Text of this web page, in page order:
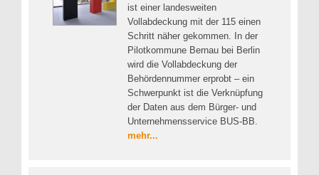
ist einer landesweiten
Vollabdeckung mit der 115 einen
Schritt näher gekommen. In der
Pilotkommune Bernau bei Berlin
wird die Vollabdeckung der
Behördennummer erprobt – ein
Schwerpunkt ist die Verknüpfung
der Daten aus dem Bürger- und
Unternehmensservice BUS-BB.
mehr...